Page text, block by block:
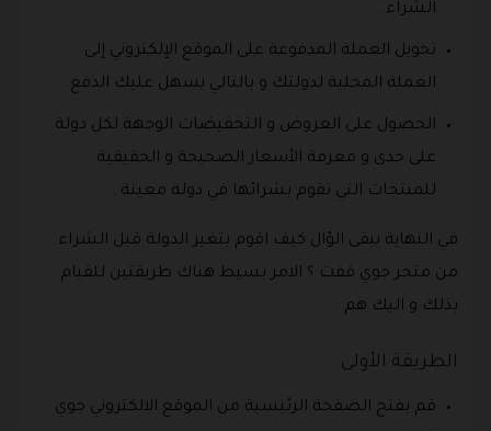
الشراء .
تحويل العملة المدفوعة على الموقع الإلكتروني إلى
العملة المحلية لدولتك و بالتالي يسهل عليك الدفع .
الحصول على العروض و التخفيضات الوجهة لكل دولة
على حدى و معرفة الأسعار الصحيحة و الحقيقية
للمنتجات التي تقوم بشرائها في دولة معينة .
في النهاية يبقى الؤال كيف اقوم بتغير الدولة قبل الشراء
من متجر جوي قفت ؟ الامر بسيط هناك طريقتين للقيام
بذلك و اليك هم .
الطريقة الأولى
قم بفتح الصفحة الرئيسية من الموقع الالكتروني جوي